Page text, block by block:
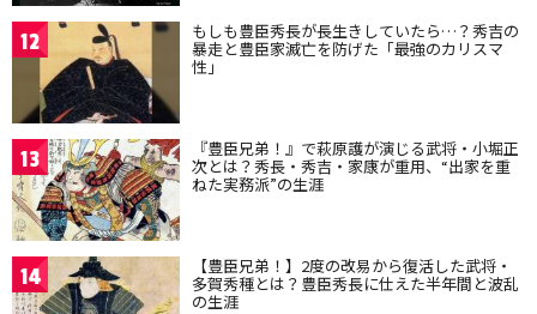
12 もしも豊臣秀長が長生きしていたら…？秀吉の
暴走と豊臣家滅亡を防げた「最強のカリスマ
性」
13 『豊臣兄弟！』で萩原護が演じる武将・小堀正
次とは？秀長・秀吉・家康が重用、“出家を重
ねた実務派”の生涯
14 【豊臣兄弟！】2度の改易から復活した武将・
多賀秀種とは？豊臣秀長に仕えた半年間と波乱
の生涯